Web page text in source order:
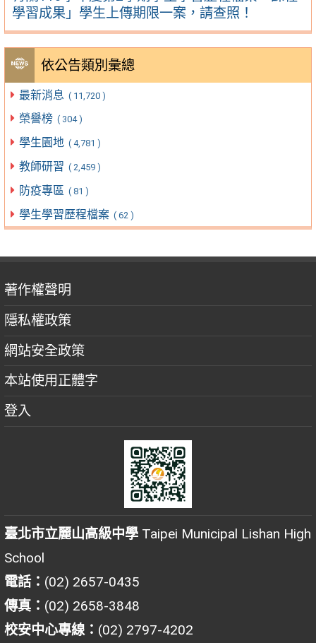
學習成果」學生上傳期限一案，請查照！
依公告類別彙總
最新消息 ( 11,720 )
榮譽榜 ( 304 )
學生園地 ( 4,781 )
教師研習 ( 2,459 )
防疫專區 ( 81 )
學生學習歷程檔案 ( 62 )
著作權聲明
隱私權政策
網站安全政策
本站使用正體字
登入
臺北市立麗山高級中學 Taipei Municipal Lishan High
School
電話： (02) 2657-0435
傳真： (02) 2658-3848
校安中心專線： (02) 2797-4202